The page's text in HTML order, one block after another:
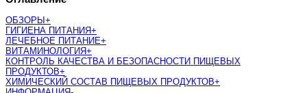
ОБЗОРЫ +
ГИГИЕНА ПИТАНИЯ+
ЛЕЧЕБНОЕ ПИТАНИЕ+
ВИТАМИНОЛОГИЯ+
КОНТРОЛЬ КАЧЕСТВА И БЕЗОПАСНОСТИ ПИЩЕВЫХ
ПРОДУКТОВ+
ХИМИЧЕСКИЙ СОСТАВ ПИЩЕВЫХ ПРОДУКТОВ+